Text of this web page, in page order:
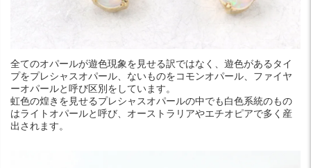
全てのオパールが遊色現象を見せる訳ではなく、遊色があるタイ
プをプレシャスオパール、ないものをコモンオパール、ファイヤ
ーオパールと呼び区別をしています。
虹色の煌きを見せるプレシャスオパールの中でも白色系統のもの
はライトオパールと呼び、オーストラリアやエチオピアで多く産
出されます。